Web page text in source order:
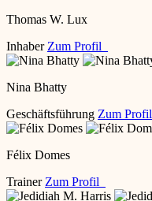
Thomas W. Lux
Inhaber Zum Profil
Nina Bhatty
Geschäftsführung Zum Profil
Félix Domes
Trainer Zum Profil